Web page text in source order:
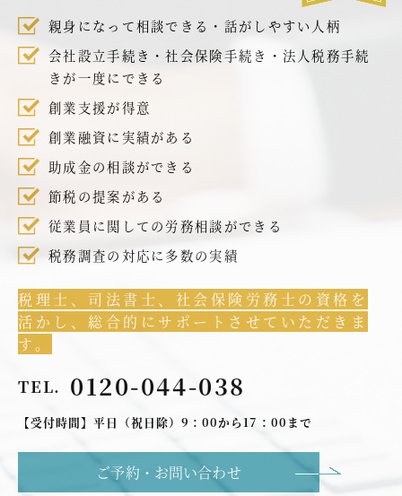
親身になって相談できる・話がしやすい人柄
会社設立手続き・社会保険手続き・法人税務手続
きが一度にできる
創業支援が得意
創業融資に実績がある
助成金の相談ができる
節税の提案がある
従業員に関しての労務相談ができる
税務調査の対応に多数の実績
税理士、司法書士、社会保険労務士の資格を
活かし、総合的にサポートさせていただきま
す。
TEL. 0120-044-038
【受付時間】平日（祝日除）9：00から17：00まで
ご予約・お問い合わせ